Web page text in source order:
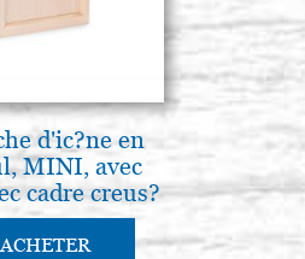
d'ic?ne en
MINI, avec
cadre creus?
e, brute
ACHETER